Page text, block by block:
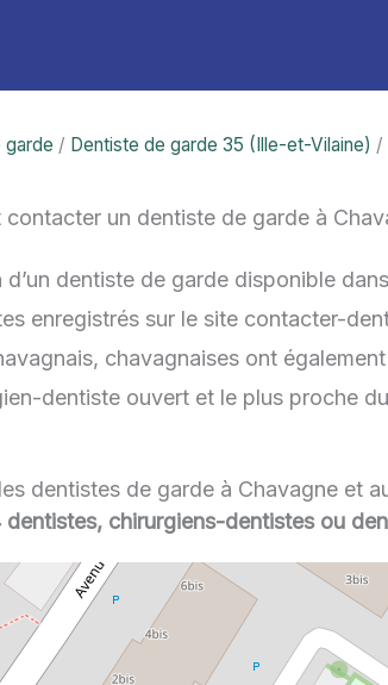
garde / Dentiste de garde 35 (Ille-et-Vilaine) /
contacter un dentiste de garde à
d’un dentiste de garde disponible
enregistrés sur le site contacter-
chavagnaises ont
dentiste ouvert et le plus proche
dentistes de garde à Chavagne et
dentistes, chirurgiens-dentistes ou